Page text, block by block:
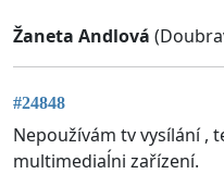
Žaneta Andlová
#24848
Nepoužívám tv vysílání ,
multimediaĺni zařízení.